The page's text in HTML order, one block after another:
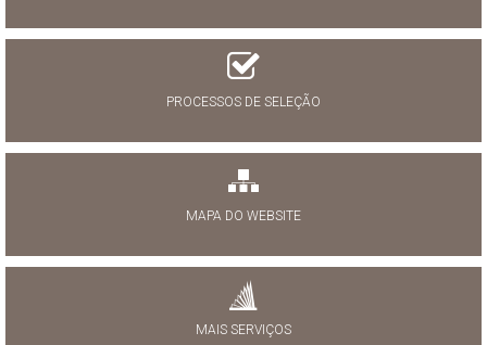
PROCESSOS DE SELEÇÃO
MAPA DO WEBSITE
MAIS SERVIÇOS